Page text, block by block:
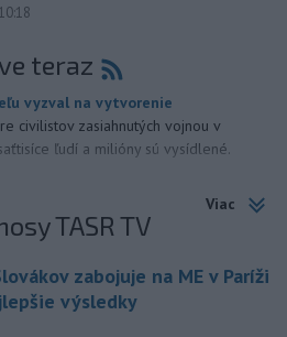
teraz
vyzval na vytvorenie
civilistov zasiahnutých vojnou v
ľudí a milióny sú vysídlené.
Viac
TASR TV
zabojuje na ME v Paríži
výsledky